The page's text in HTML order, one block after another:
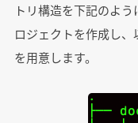
トリ構造を下記のよ
ロジェクトを作成し
を用意します。